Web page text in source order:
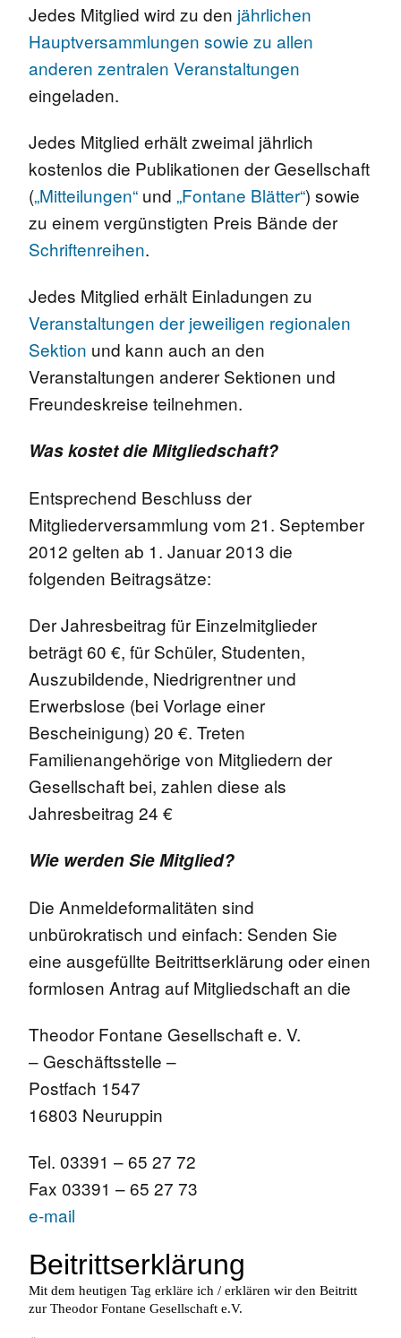
Jedes Mitglied wird zu den jährlichen
Hauptversammlungen sowie zu allen
anderen zentralen Veranstaltungen
eingeladen.
Jedes Mitglied erhält zweimal jährlich
kostenlos die Publikationen der Gesellschaft
(„Mitteilungen“ und „Fontane Blätter“) sowie
zu einem vergünstigten Preis Bände der
Schriftenreihen.
Jedes Mitglied erhält Einladungen zu
Veranstaltungen der jeweiligen regionalen
Sektion und kann auch an den
Veranstaltungen anderer Sektionen und
Freundeskreise teilnehmen.
Was kostet die Mitgliedschaft?
Entsprechend Beschluss der
Mitgliederversammlung vom 21. September
2012 gelten ab 1. Januar 2013 die
folgenden Beitragsätze:
Der Jahresbeitrag für Einzelmitglieder
beträgt 60 €, für Schüler, Studenten,
Auszubildende, Niedrigrentner und
Erwerbslose (bei Vorlage einer
Bescheinigung) 20 €. Treten
Familienangehörige von Mitgliedern der
Gesellschaft bei, zahlen diese als
Jahresbeitrag 24 €
Wie werden Sie Mitglied?
Die Anmeldeformalitäten sind
unbürokratisch und einfach: Senden Sie
eine ausgefüllte Beitrittserklärung oder einen
formlosen Antrag auf Mitgliedschaft an die
Theodor Fontane Gesellschaft e. V.
– Geschäftsstelle –
Postfach 1547
16803 Neuruppin
Tel. 03391 – 65 27 72
Fax 03391 – 65 27 73
e-mail